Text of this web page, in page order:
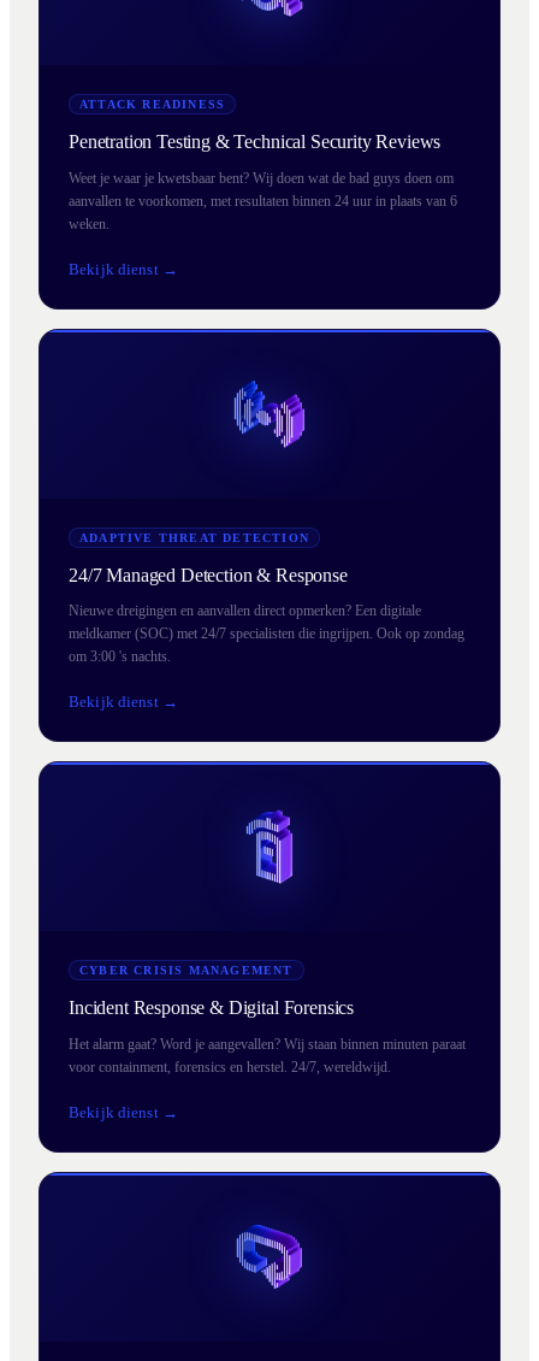
ATTACK READINESS
Penetration Testing & Technical Security Reviews
Weet je waar je kwetsbaar bent? Wij doen wat de bad guys doen om
aanvallen te voorkomen, met resultaten binnen 24 uur in plaats van 6
weken.
Bekijk dienst →
ADAPTIVE THREAT DETECTION
24/7 Managed Detection & Response
Nieuwe dreigingen en aanvallen direct opmerken? Een digitale
meldkamer (SOC) met 24/7 specialisten die ingrijpen. Ook op zondag
om 3:00 's nachts.
Bekijk dienst →
CYBER CRISIS MANAGEMENT
Incident Response & Digital Forensics
Het alarm gaat? Word je aangevallen? Wij staan binnen minuten paraat
voor containment, forensics en herstel. 24/7, wereldwijd.
Bekijk dienst →